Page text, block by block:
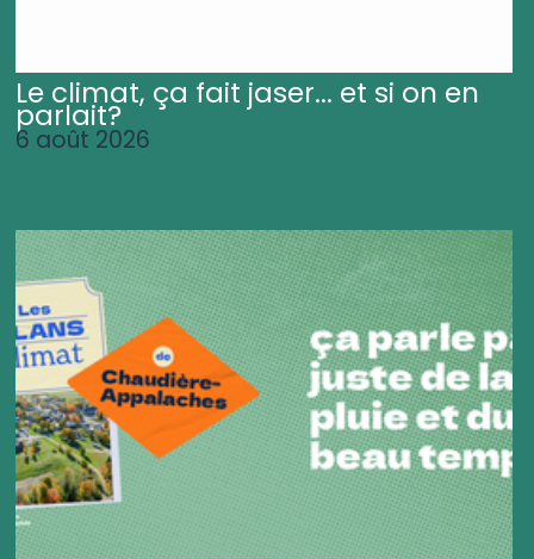
Le climat, ça fait jaser... et si on en
parlait?
6 août 2026